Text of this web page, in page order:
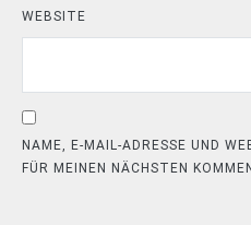
WEBSITE
NAME, E-MAIL-ADRESSE UND
FÜR MEINEN NÄCHSTEN